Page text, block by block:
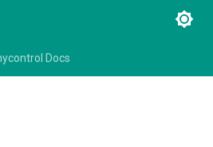
Docs